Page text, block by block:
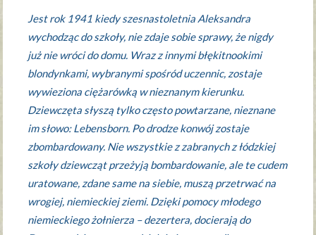
Jest rok 1941 kiedy szesnastoletnia Aleksandra
wychodząc do szkoły, nie zdaje sobie sprawy, że nigdy
już nie wróci do domu. Wraz z innymi błękitnookimi
blondynkami, wybranymi spośród uczennic, zostaje
wywieziona ciężarówką w nieznanym kierunku.
Dziewczęta słyszą tylko często powtarzane, nieznane
im słowo: Lebensborn. Po drodze konwój zostaje
zbombardowany. Nie wszystkie z zabranych z łódzkiej
szkoły dziewcząt przeżyją bombardowanie, ale te cudem
uratowane, zdane same na siebie, muszą przetrwać na
wrogiej, niemieckiej ziemi. Dzięki pomocy młodego
niemieckiego żołnierza – dezertera, docierają do